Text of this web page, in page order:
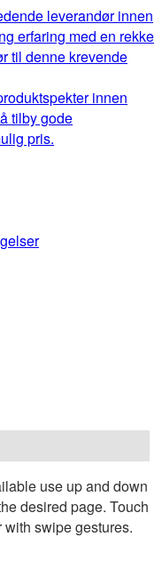
leverandør innen
erfaring med en rekke
til denne krevende
innen
tilby gode
pris.
use up and down
desired page. Touch
swipe gestures.